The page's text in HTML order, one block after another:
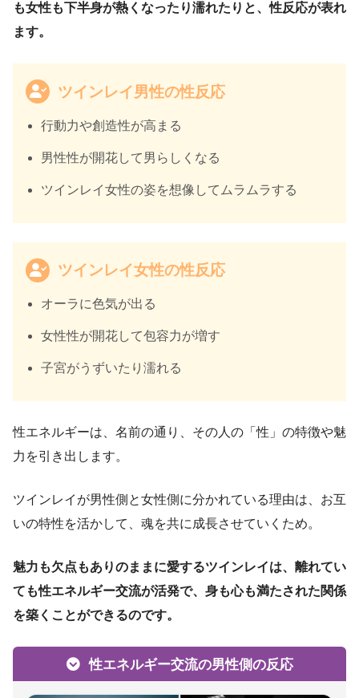
も女性も下半身が熱くなったり濡れたりと、性反応が表れ
ます。
ツインレイ男性の性反応
行動力や創造性が高まる
男性性が開花して男らしくなる
ツインレイ女性の姿を想像してムラムラする
ツインレイ女性の性反応
オーラに色気が出る
女性性が開花して包容力が増す
子宮がうずいたり濡れる
性エネルギーは、名前の通り、その人の「性」の特徴や魅
力を引き出します。
ツインレイが男性側と女性側に分かれている理由は、お互
いの特性を活かして、魂を共に成長させていくため。
魅力も欠点もありのままに愛するツインレイは、離れてい
ても性エネルギー交流が活発で、身も心も満たされた関係
を築くことができるのです。
性エネルギー交流の男性側の反応